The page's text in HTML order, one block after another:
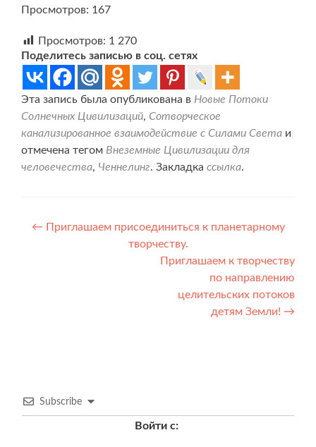
Просмотров: 167
Просмотров: 1 270
Поделитесь записью в соц. сетях
Эта запись была опубликована в Новые Потоки
Солнечных Цивилизаций, Сотворческое
канализированное взаимодействие с Силами Света и
отмечена тегом Внеземные Цивилизации для
человечества, Ченнелинг. Закладка ссылка.
Навигация
← Приглашаем присоединиться к планетарному
творчеству.
Приглашаем к творчеству
по направлению
целительских потоков
детям Земли! →
Subscribe
Войти с: